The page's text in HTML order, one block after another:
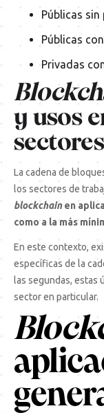
Públicas sin
Públicas
Privadas
y usos
sectores
La cadena de
los sectores de
blockchainen
como a la más
En este contexto,
específicas de la
las segundas, estas
sector en particular.